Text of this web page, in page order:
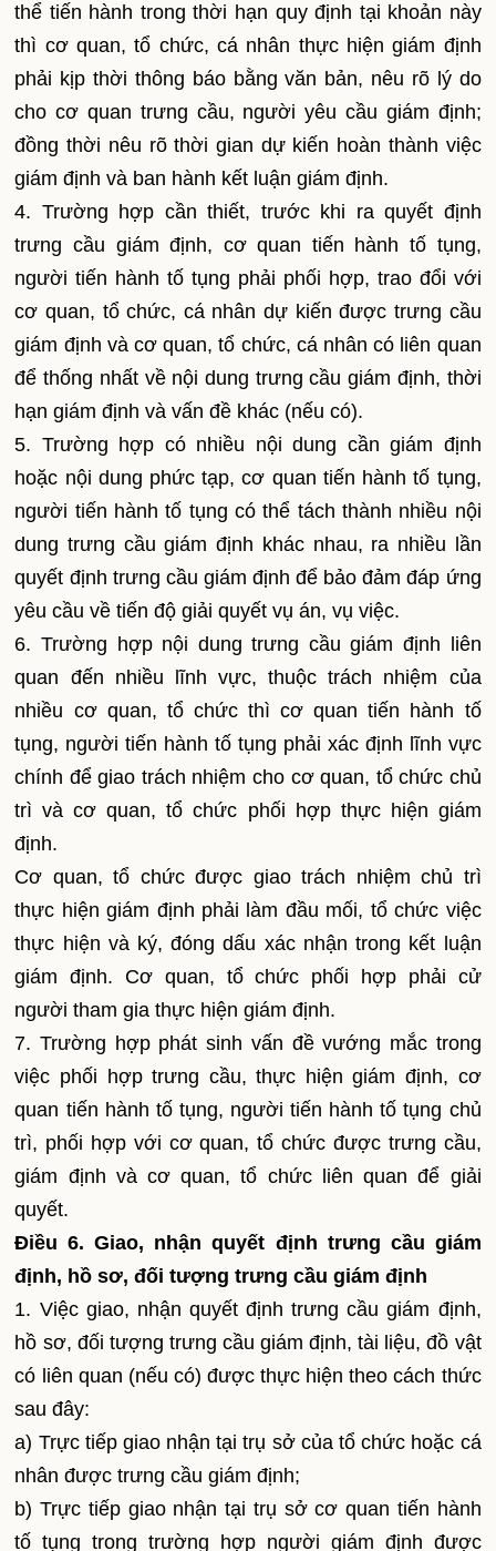
thể tiến hành trong thời hạn quy định tại khoản này
thì cơ quan, tổ chức, cá nhân thực hiện giám định
phải kịp thời thông báo bằng văn bản, nêu rõ lý do
cho cơ quan trưng cầu, người yêu cầu giám định;
đồng thời nêu rõ thời gian dự kiến hoàn thành việc
giám định và ban hành kết luận giám định.
4. Trường hợp cần thiết, trước khi ra quyết định
trưng cầu giám định, cơ quan tiến hành tố tụng,
người tiến hành tố tụng phải phối hợp, trao đổi với
cơ quan, tổ chức, cá nhân dự kiến được trưng cầu
giám định và cơ quan, tổ chức, cá nhân có liên quan
để thống nhất về nội dung trưng cầu giám định, thời
hạn giám định và vấn đề khác (nếu có).
5. Trường hợp có nhiều nội dung cần giám định
hoặc nội dung phức tạp, cơ quan tiến hành tố tụng,
người tiến hành tố tụng có thể tách thành nhiều nội
dung trưng cầu giám định khác nhau, ra nhiều lần
quyết định trưng cầu giám định để bảo đảm đáp ứng
yêu cầu về tiến độ giải quyết vụ án, vụ việc.
6. Trường hợp nội dung trưng cầu giám định liên
quan đến nhiều lĩnh vực, thuộc trách nhiệm của
nhiều cơ quan, tổ chức thì cơ quan tiến hành tố
tụng, người tiến hành tố tụng phải xác định lĩnh vực
chính để giao trách nhiệm cho cơ quan, tổ chức chủ
trì và cơ quan, tổ chức phối hợp thực hiện giám
định.
Cơ quan, tổ chức được giao trách nhiệm chủ trì
thực hiện giám định phải làm đầu mối, tổ chức việc
thực hiện và ký, đóng dấu xác nhận trong kết luận
giám định. Cơ quan, tổ chức phối hợp phải cử
người tham gia thực hiện giám định.
7. Trường hợp phát sinh vấn đề vướng mắc trong
việc phối hợp trưng cầu, thực hiện giám định, cơ
quan tiến hành tố tụng, người tiến hành tố tụng chủ
trì, phối hợp với cơ quan, tổ chức được trưng cầu,
giám định và cơ quan, tổ chức liên quan để giải
quyết.
Điều 6. Giao, nhận quyết định trưng cầu giám
định, hồ sơ, đối tượng trưng cầu giám định
1. Việc giao, nhận quyết định trưng cầu giám định,
hồ sơ, đối tượng trưng cầu giám định, tài liệu, đồ vật
có liên quan (nếu có) được thực hiện theo cách thức
sau đây:
a) Trực tiếp giao nhận tại trụ sở của tổ chức hoặc cá
nhân được trưng cầu giám định;
b) Trực tiếp giao nhận tại trụ sở cơ quan tiến hành
tố tụng trong trường hợp người giám định được